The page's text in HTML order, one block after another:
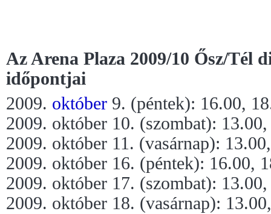
Az Arena Plaza 2009/10 Ősz/Tél
időpontjai
2009. október 9. (péntek): 16.00,
2009. október 10. (szombat):
2009. október 11. (vasárnap):
2009. október 16. (péntek): 16.00,
2009. október 17. (szombat):
2009. október 18. (vasárnap):